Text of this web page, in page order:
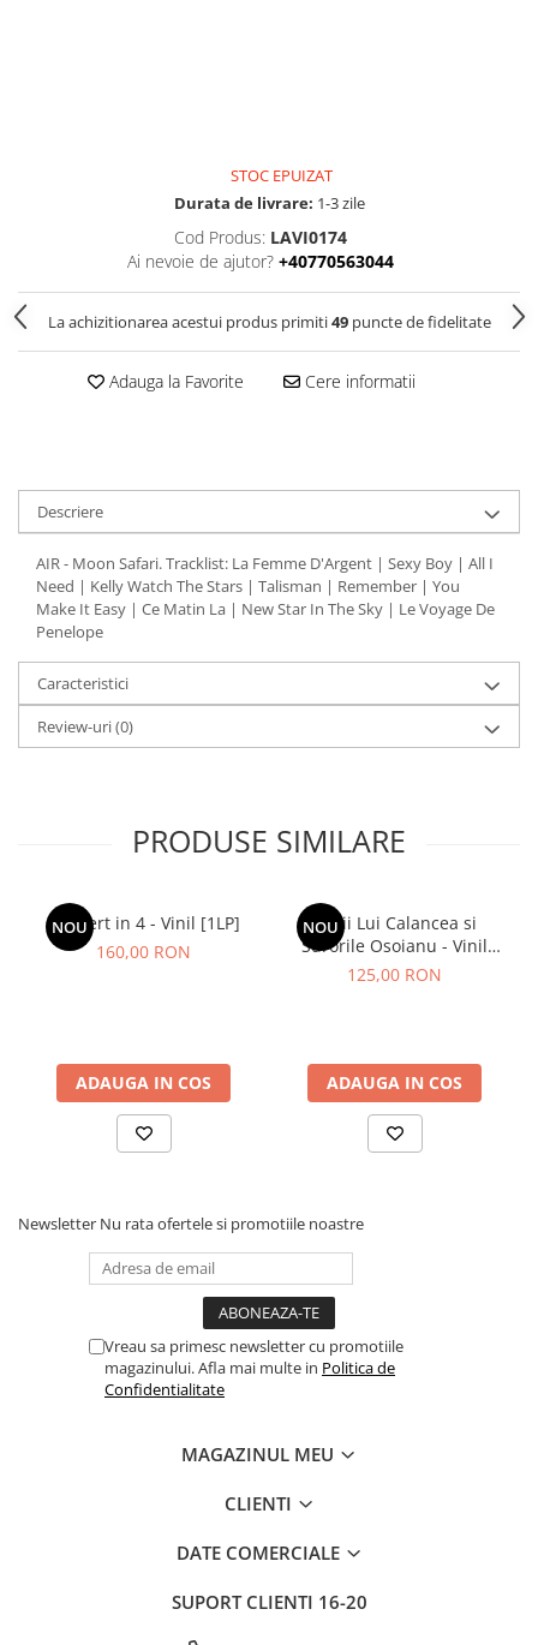
STOC EPUIZAT
Durata de livrare: 1-3 zile
Cod Produs: LAVI0174
Ai nevoie de ajutor? +40770563044
La achizitionarea acestui produs primiti49puncte de fidelitate
Adauga la Favorite Cere informatii
Descriere
AIR - Moon Safari. Tracklist: La Femme D'Argent | Sexy Boy | All I
Need | Kelly Watch The Stars | Talisman | Remember | You
Make It Easy | Ce Matin La | New Star In The Sky | Le Voyage De
Penelope
Caracteristici
Review-uri(0)
PRODUSE SIMILARE
NOU
Concert in 4 - Vinil [1LP]
160,00 RON
ADAUGA IN COS
NOU
Lupii Lui Calancea si
Surorile Osoianu - Vinil
[1LP]
125,00 RON
ADAUGA IN COS
Newsletter Nu rata ofertele si promotiile noastre
Vreau sa primesc newsletter cu promotiile
magazinului. Afla mai multe in Politica de
Confidentialitate
MAGAZINUL MEU
CLIENTI
DATE COMERCIALE
SUPORT CLIENTI 16-20